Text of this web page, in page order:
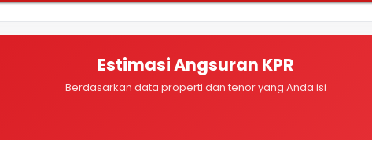
Estimasi Angsuran KPR
Berdasarkan data properti dan tenor yang Anda isi